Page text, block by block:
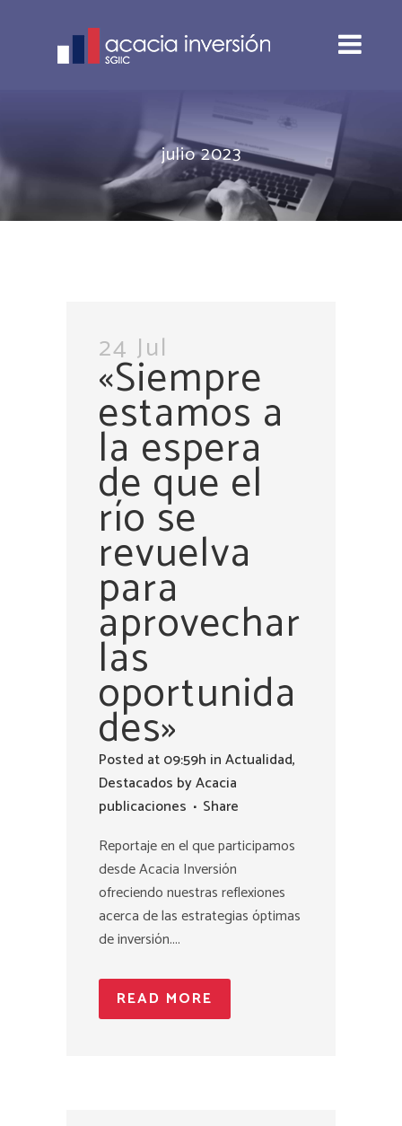
julio 2023
24 Jul
«Siempre
estamos a
la espera
de que el
río se
revuelva
para
aprovechar
las
oportunida
des»
Posted at 09:59h inActualidad,
Destacados byAcacia
publicaciones
Share
Reportaje en el que participamos
desde Acacia Inversión
ofreciendo nuestras reflexiones
acerca de las estrategias óptimas
de inversión....
READ MORE